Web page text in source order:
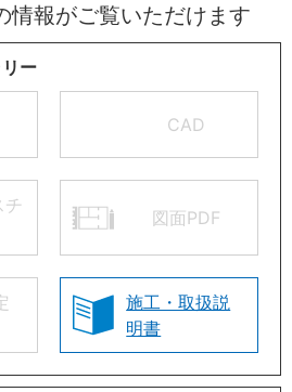
情報がご覧いただけます
ー
CAD
チ
図面PDF
施工・取扱説
明書